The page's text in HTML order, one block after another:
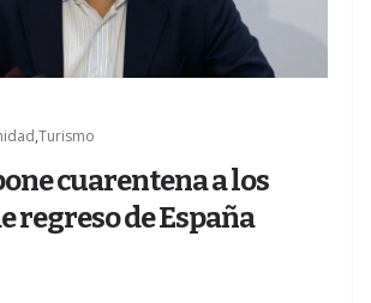
,Turismo
cuarentena a los
regreso de España